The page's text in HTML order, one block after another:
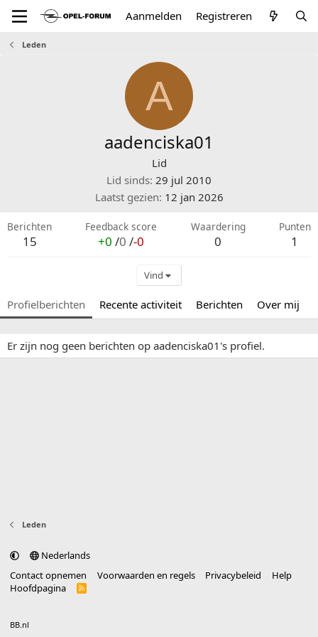
Aanmelden Registreren
Leden
A
aadenciska01
Lid
Lid sinds 29 jul 2010
Laatst gezien 12 jan 2026
Berichten
15
Feedback score
+0 /0 /-0
Waardering
0
Punten
1
Vind
Profielberichten Recente activiteit Berichten Over mij
Er zijn nog geen berichten op aadenciska01's profiel.
Leden
Nederlands
Contact opnemen
Voorwaarden en regels Privacybeleid
Help
Hoofdpagina
R
BB.nl